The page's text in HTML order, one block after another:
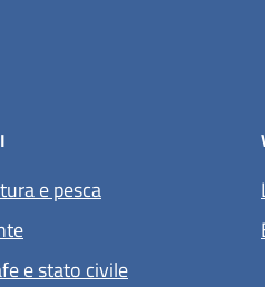
e pesca
e stato civile